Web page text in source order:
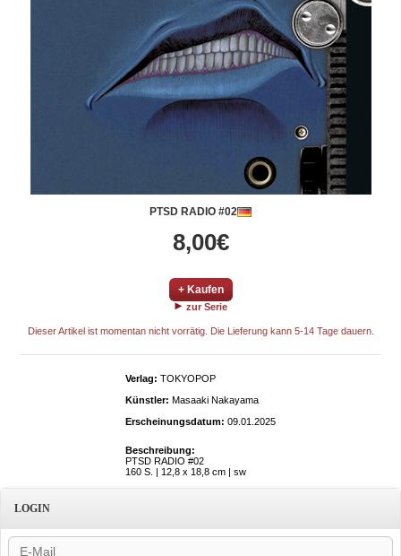
PTSD RADIO #02
8,00€
+ Kaufen
zur Serie
Dieser Artikel ist momentan nicht vorrätig. Die Lieferung kann 5-14 Tage dauern.
Verlag: TOKYOPOP
Künstler: Masaaki Nakayama
Erscheinungsdatum: 09.01.2025
Beschreibung:
PTSD RADIO #02
160 S. | 12,8 x 18,8 cm | sw
LOGIN